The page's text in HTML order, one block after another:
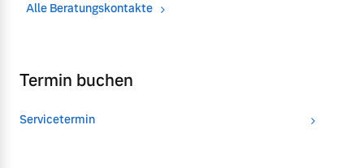
Alle Beratungskontakte
Termin buchen
Servicetermin